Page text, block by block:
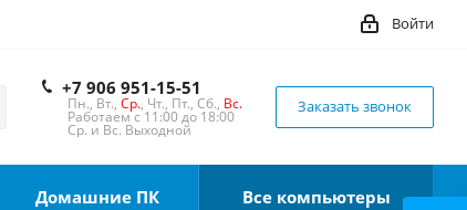
Войти
+7 906 951-15-51
Пн., Вт., Ср., Чт., Пт., Сб., Вс.
Работаем с 11:00 до 18:00
Ср. и Вс. Выходной
Заказать звонок
Домашние ПК Все компьютеры